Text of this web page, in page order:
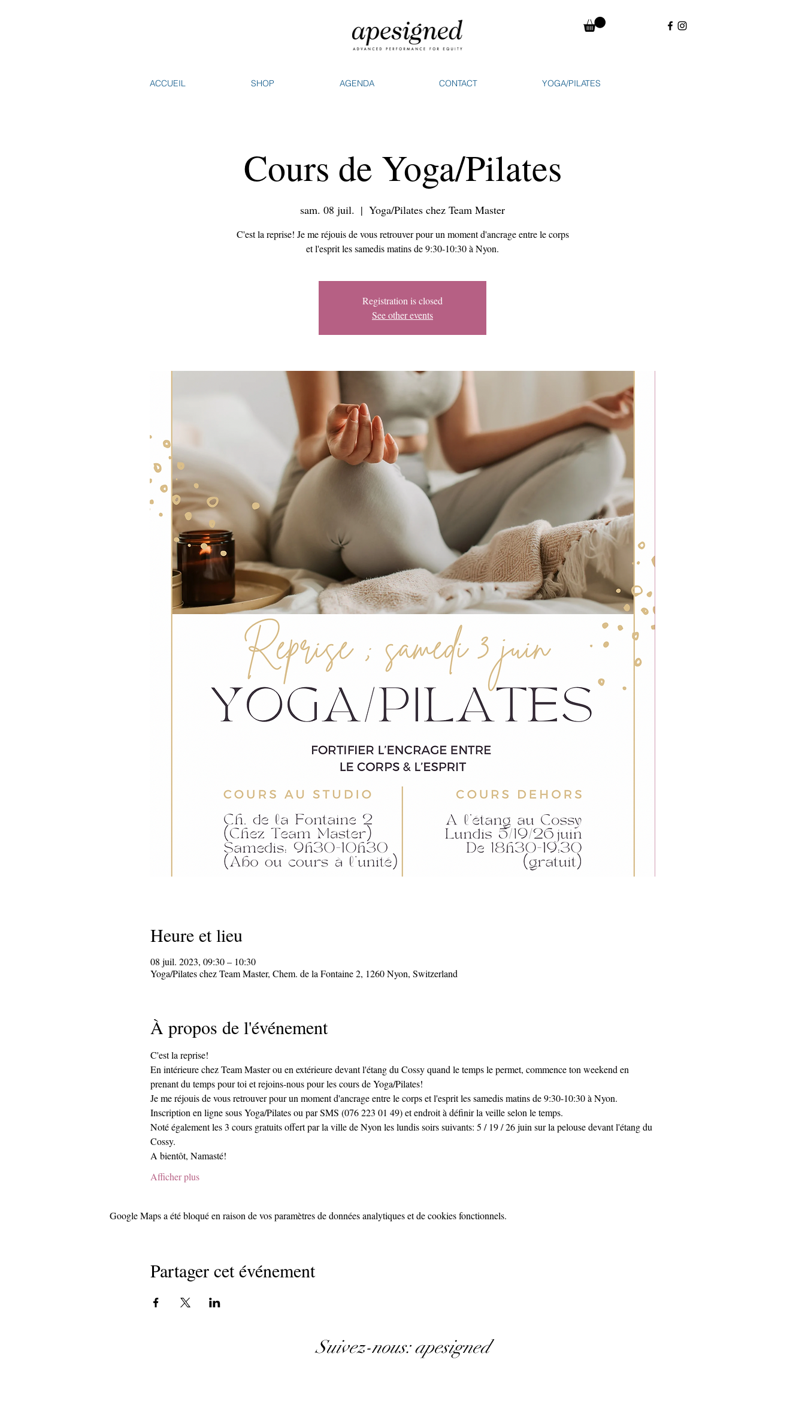
ACCUEIL SHOP AGENDA CONTACT YOGA/PILATES
Cours de Yoga/Pilates
sam. 08 juil.
  |
Yoga/Pilates chez Team Master
C'est la reprise! Je me réjouis de vous retrouver pour un moment d'ancrage entre le corps
et l'esprit les samedis matins de 9:30-10:30 à Nyon.
Registration is closed
See other events
Heure et lieu
08 juil. 2023, 09:30 – 10:30
Yoga/Pilates chez Team Master, Chem. de la Fontaine 2, 1260 Nyon, Switzerland
À propos de l'événement
C'est la reprise!
En intérieure chez Team Master ou en extérieure devant l'étang du Cossy quand le temps le permet, commence ton weekend en
prenant du temps pour toi et rejoins-nous pour les cours de Yoga/Pilates!
Je me réjouis de vous retrouver pour un moment d'ancrage entre le corps et l'esprit les samedis matins de 9:30-10:30 à Nyon.
Inscription en ligne sous Yoga/Pilates ou par SMS (076 223 01 49) et endroit à définir la veille selon le temps.
Noté également les 3 cours gratuits offert par la ville de Nyon les lundis soirs suivants: 5 / 19 / 26 juin sur la pelouse devant l'étang du
Cossy.
A bientôt, Namasté!
Afficher plus
Google Maps a été bloqué en raison de vos paramètres de données analytiques et de cookies fonctionnels.
Partager cet événement
Suivez-nous: apesigned